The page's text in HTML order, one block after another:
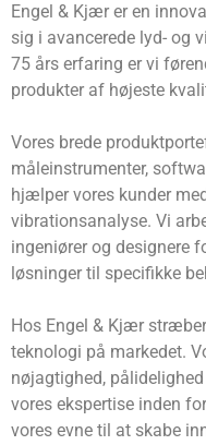
Engel & Kjær er en
sig i avancerede lyd- og
75 års erfaring er vi
produkter af højeste
Vores brede
måleinstrumenter,
hjælper vores kunder
vibrationsanalyse. Vi
ingeniører og designere
løsninger til specifikke
Hos Engel & Kjær
teknologi på markedet.
nøjagtighed,
vores ekspertise inden
vores evne til at skabe